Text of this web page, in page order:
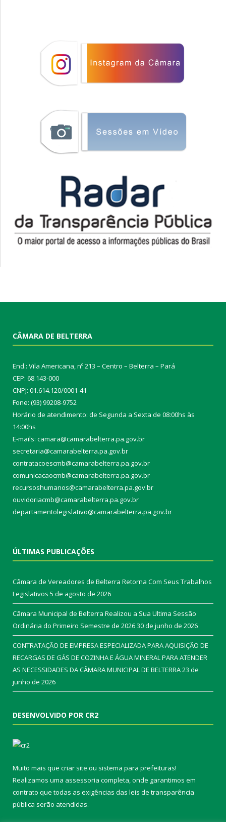
CÂMARA DE BELTERRA
End.: Vila Americana, nº 213 – Centro – Belterra – Pará
CEP: 68.143-000
CNPJ: 01.614.120/0001-41
Fone: (93) 99208-9752
Horário de atendimento: de Segunda a Sexta de 08:00hs às
14:00hs
E-mails: camara@camarabelterra.pa.gov.br
secretaria@camarabelterra.pa.gov.br
contratacoescmb@camarabelterra.pa.gov.br
comunicacaocmb@camarabelterra.pa.gov.br
recursoshumanos@camarabelterra.pa.gov.br
ouvidoriacmb@camarabelterra.pa.gov.br
departamentolegislativo@camarabelterra.pa.gov.br
ÚLTIMAS PUBLICAÇÕES
Câmara de Vereadores de Belterra Retorna Com Seus Trabalhos
Legislativos 5 de agosto de 2026
Câmara Municipal de Belterra Realizou a Sua Ultima Sessão
Ordinária do Primeiro Semestre de 202630 de junho de 2026
CONTRATAÇÃO DE EMPRESA ESPECIALIZADA PARA AQUISIÇÃO DE
RECARGAS DE GÁS DE COZINHA E ÁGUA MINERAL PARA ATENDER
AS NECESSIDADES DA CÂMARA MUNICIPAL DE BELTERRA23 de
junho de 2026
DESENVOLVIDO POR CR2
Muito mais que criar site ou sistema para prefeituras!
Realizamos uma assessoria completa, onde garantimos em
contrato que todas as exigências das leis de transparência
pública serão atendidas.